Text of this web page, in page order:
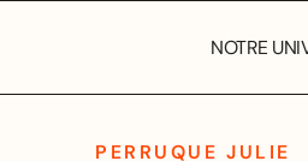
NOTRE
PERRUQUE JULIE